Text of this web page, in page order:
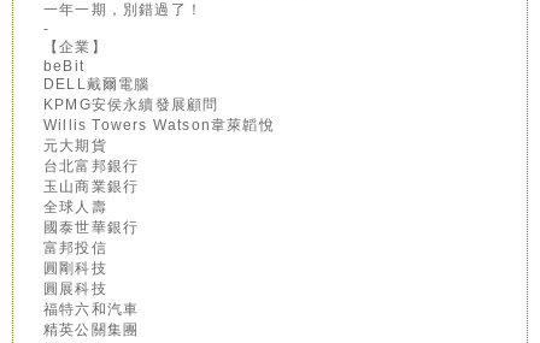
一年一期，別錯過了！
-
【企業】
beBit
DELL戴爾電腦
KPMG安侯永續發展顧問
Willis Towers Watson韋萊韜悅
元大期貨
台北富邦銀行
玉山商業銀行
全球人壽
國泰世華銀行
富邦投信
圓剛科技
圓展科技
福特六和汽車
精英公關集團